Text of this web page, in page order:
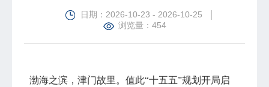
日期：2026-10-23 - 2026-10-25
浏览量：454